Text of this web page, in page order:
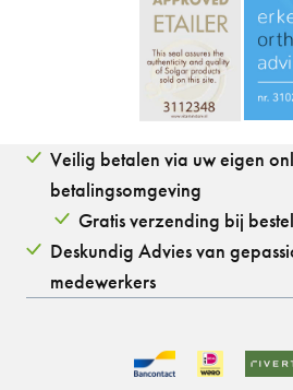
Veilig betalen via uw eigen
betalingsomgeving
Gratis verzending bij
Deskundig Advies van
medewerkers